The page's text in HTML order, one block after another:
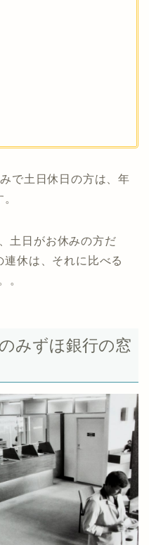
で土日休日の方は、年
土日がお休みの方だ
休は、それに比べる
。
みずほ銀行の窓